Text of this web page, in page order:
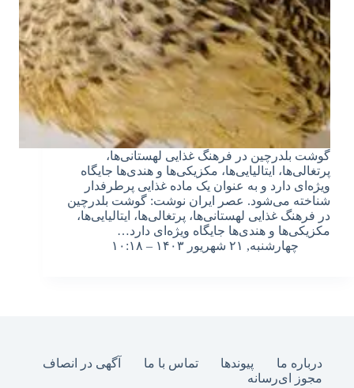
گوشت بلدرچین در فرهنگ غذایی لهستانی‌ها،
پرتغالی‌ها، ایتالیایی‌ها، مکزیکی‌ها و هندی‌ها جایگاه
ویژه‌ای دارد و به عنوان یک ماده غذایی پرطرفدار
شناخته می‌شود. عصر ایران نوشت: گوشت بلدرچین
در فرهنگ غذایی لهستانی‌ها، پرتغالی‌ها، ایتالیایی‌ها،
مکزیکی‌ها و هندی‌ها جایگاه ویژه‌ای دارد…
چهارشنبه, ۲۱ شهریور ۱۴۰۳ – ۱۰:۱۸
درباره ما پیوندها تماس با ما
آگهی در انصاف
مجوز ای‌رسانه